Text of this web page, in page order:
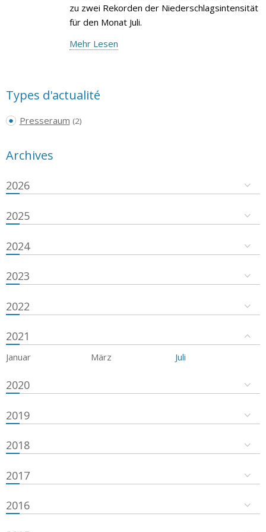
zu zwei Rekorden der Niederschlagsintensität
für den Monat Juli.
Mehr Lesen
Types d'actualité
Presseraum (2)
Archives
2026
2025
2024
2023
2022
2021
Januar März Juli
2020
2019
2018
2017
2016